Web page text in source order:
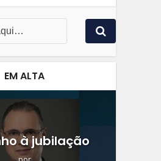
EM ALTA
à jubilação